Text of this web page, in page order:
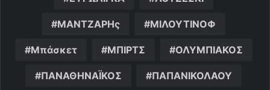
ΜΑΝΤΖΑΡΗς ΜΙΛΟΥΤΙΝΟΦ
Μπάσκετ ΜΠΙΡΤΣ ΟΛΥΜΠΙΑΚΟΣ
ΠΑΝΑΘΗΝΑΪΚΟΣ ΠΑΠΑΝΙΚΟΛΑΟΥ